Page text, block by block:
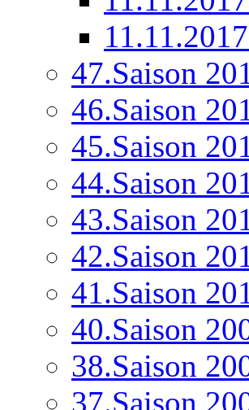
47.Saison
46.Saison
45.Saison
44.Saison
43.Saison
42.Saison
41.Saison
40.Saison
38.Saison
37.Saison